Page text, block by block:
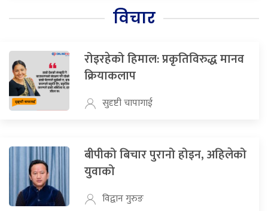
विचार
रोइरहेको हिमाल: प्रकृतिविरुद्ध मानव
क्रियाकलाप
सुदृष्टी चापागाई
बीपीको बिचार पुरानो होइन, अहिलेको
युवाको
विद्वान गुरुङ